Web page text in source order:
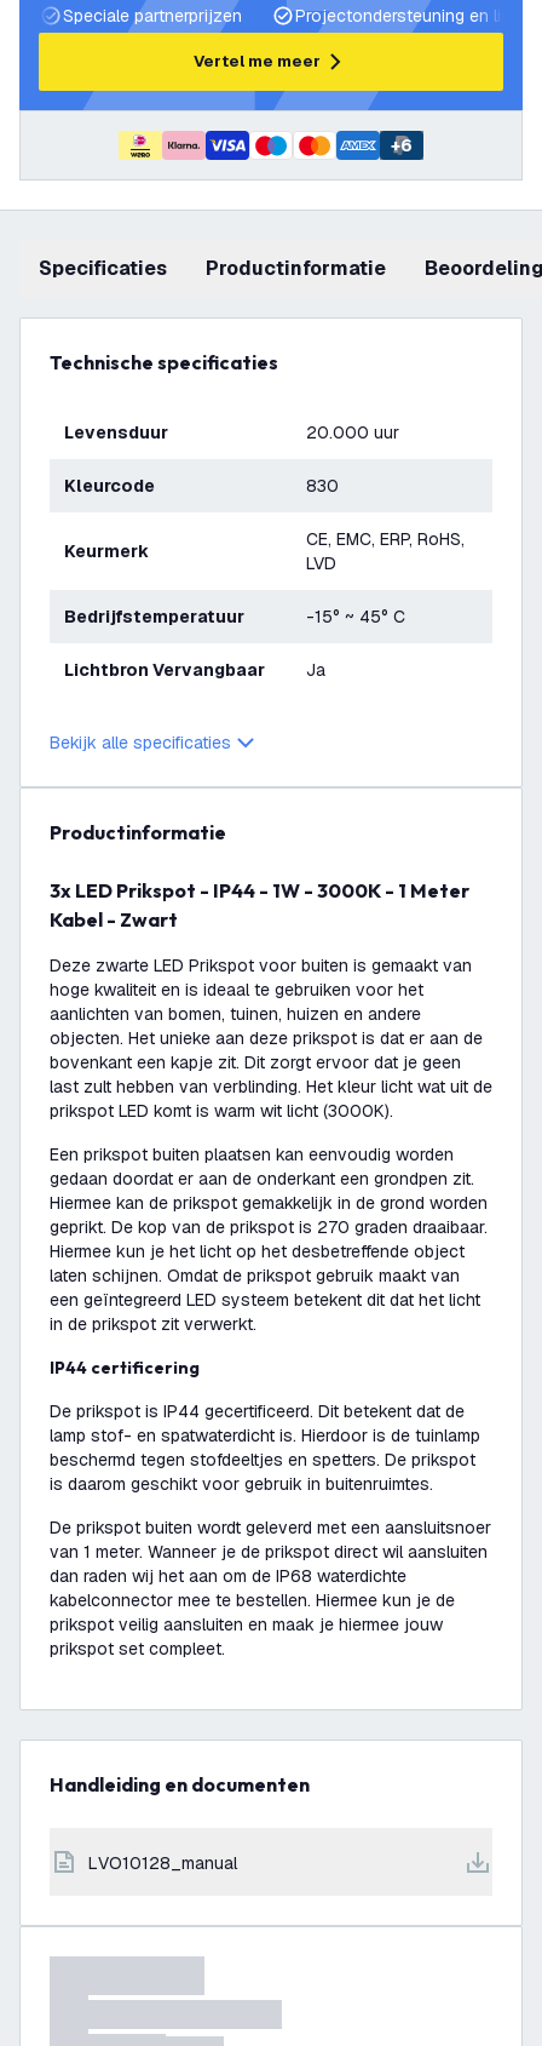
Speciale partnerprijzen
Projectondersteuning en
Vertel me meer
+6
Specificaties productinformatie
Technische specificaties
Levensduur 20.000 uur
Kleurcode 830
Keurmerk
CE, EMC, ERP, RoHS,
LVD
Bedrijfstemperatuur -15° ~ 45° C
Lichtbron Vervangbaar Ja
Bekijk alle specificaties
productinformatie
3x LED Prikspot - IP44 - 1W - 3000K - 1 Meter
Kabel - Zwart
Deze zwarte LED Prikspot voor buiten is gemaakt van
hoge kwaliteit en is ideaal te gebruiken voor het
aanlichten van bomen, tuinen, huizen en andere
objecten. Het unieke aan deze prikspot is dat er aan de
bovenkant een kapje zit. Dit zorgt ervoor dat je geen
last zult hebben van verblinding. Het kleur licht wat uit de
prikspot LED komt is warm wit licht (3000K).
Een prikspot buiten plaatsen kan eenvoudig worden
gedaan doordat er aan de onderkant een grondpen zit.
Hiermee kan de prikspot gemakkelijk in de grond worden
geprikt. De kop van de prikspot is 270 graden draaibaar.
Hiermee kun je het licht op het desbetreffende object
laten schijnen. Omdat de prikspot gebruik maakt van
een geïntegreerd LED systeem betekent dit dat het licht
in de prikspot zit verwerkt.
IP44 certificering
De prikspot is IP44 gecertificeerd. Dit betekent dat de
lamp stof- en spatwaterdicht is. Hierdoor is de tuinlamp
beschermd tegen stofdeeltjes en spetters. De prikspot
is daarom geschikt voor gebruik in buitenruimtes.
De prikspot buiten wordt geleverd met een aansluitsnoer
van 1 meter. Wanneer je de prikspot direct wil aansluiten
dan raden wij het aan om de IP68 waterdichte
kabelconnector mee te bestellen. Hiermee kun je de
prikspot veilig aansluiten en maak je hiermee jouw
prikspot set compleet.
Handleiding en documenten
LVO10128_manual